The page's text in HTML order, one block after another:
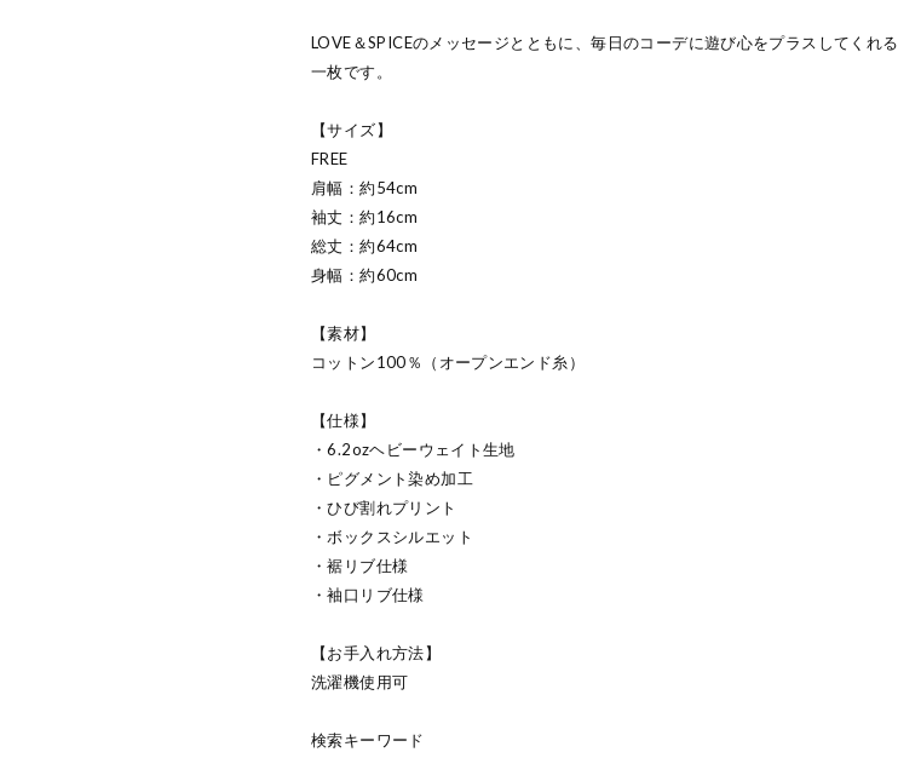
LOVE＆SPICEのメッセージとともに、毎日のコーデに遊び心をプラスしてくれる
一枚です。
【サイズ】
FREE
肩幅：約54cm
袖丈：約16cm
総丈：約64cm
身幅：約60cm
【素材】
コットン100％（オープンエンド糸）
【仕様】
・6.2ozヘビーウェイト生地
・ピグメント染め加工
・ひび割れプリント
・ボックスシルエット
・裾リブ仕様
・袖口リブ仕様
【お手入れ方法】
洗濯機使用可
検索キーワード